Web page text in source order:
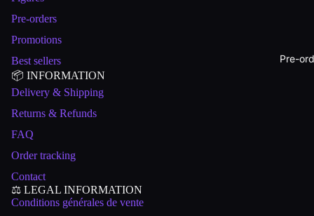
Pre-
Pre-orders
Promotions
Best sellers
📦 INFORMATION
Delivery & Shipping
Returns & Refunds
FAQ
Order tracking
Contact
⚖️ LEGAL INFORMATION
Conditions générales de vente